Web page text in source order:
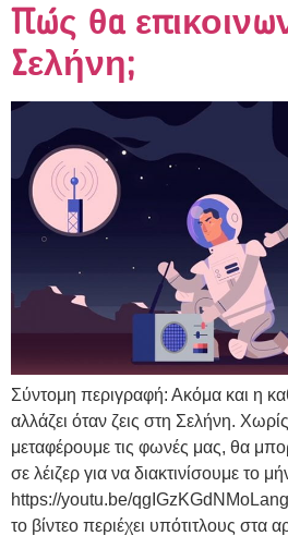
Πώς θα
Σελήνη;
Σύντομη περιγραφή: Ακόμα και η
αλλάζει όταν ζεις στη Σελήνη.
μεταφέρουμε τις φωνές μας, θα
σε λέιζερ για να διακτινίσουμε το
https://youtu.be/
το βίντεο περιέχει υπότιτλους στα